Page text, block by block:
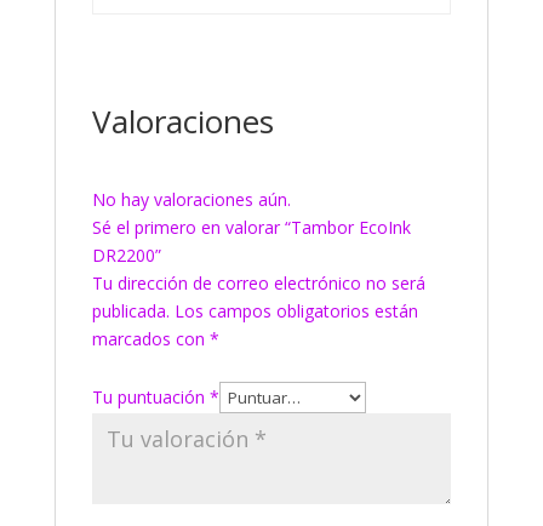
Valoraciones
No hay valoraciones aún.
Sé el primero en valorar “Tambor EcoInk
DR2200”
Tu dirección de correo electrónico no será
publicada. Los campos obligatorios están
marcados con *
Tu puntuación *